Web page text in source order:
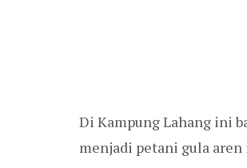
Di Kampung Lahang ini
menjadi petani gula aren